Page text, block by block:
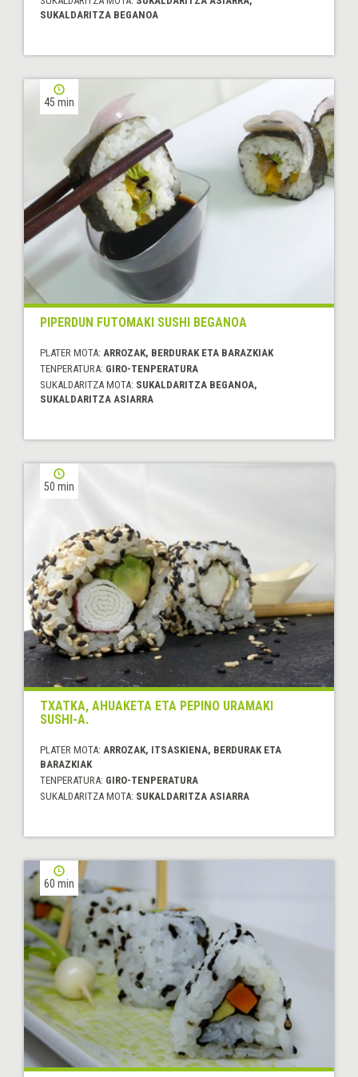
SUKALDARITZA BEGANOA
45 min
PIPERDUN FUTOMAKI SUSHI BEGANOA
PLATER MOTA: ARROZAK, BERDURAK ETA BARAZKIAK
TENPERATURA: GIRO-TENPERATURA
SUKALDARITZA MOTA: SUKALDARITZA BEGANOA,
SUKALDARITZA ASIARRA
50 min
TXATKA, AHUAKETA ETA PEPINO URAMAKI
SUSHI-A.
PLATER MOTA: ARROZAK, ITSASKIENA, BERDURAK ETA
BARAZKIAK
TENPERATURA: GIRO-TENPERATURA
SUKALDARITZA MOTA: SUKALDARITZA ASIARRA
60 min